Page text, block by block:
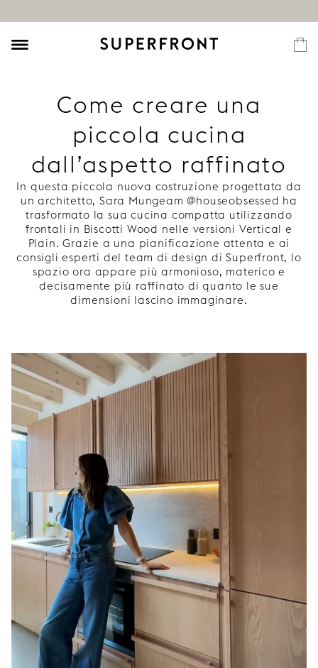
Come creare una
piccola cucina
dall’aspetto raffinato
In questa piccola nuova costruzione progettata da
un architetto, Sara Mungeam @houseobsessed ha
trasformato la sua cucina compatta utilizzando
frontali in Biscotti Wood nelle versioni Vertical e
Plain. Grazie a una pianificazione attenta e ai
consigli esperti del team di design di Superfront, lo
spazio ora appare più armonioso, materico e
decisamente più raffinato di quanto le sue
dimensioni lascino immaginare.